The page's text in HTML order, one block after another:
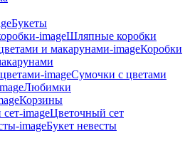
Букеты
Шляпные коробки
Коробки
Сумочки с цветами
Любимки
Корзины
Цветочный сет
Букет невесты